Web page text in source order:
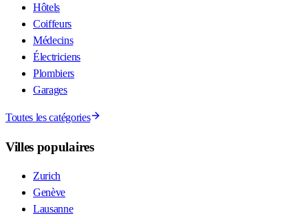
Hôtels
Coiffeurs
Médecins
Électriciens
Plombiers
Garages
Toutes les catégories
Villes populaires
Zurich
Genève
Lausanne